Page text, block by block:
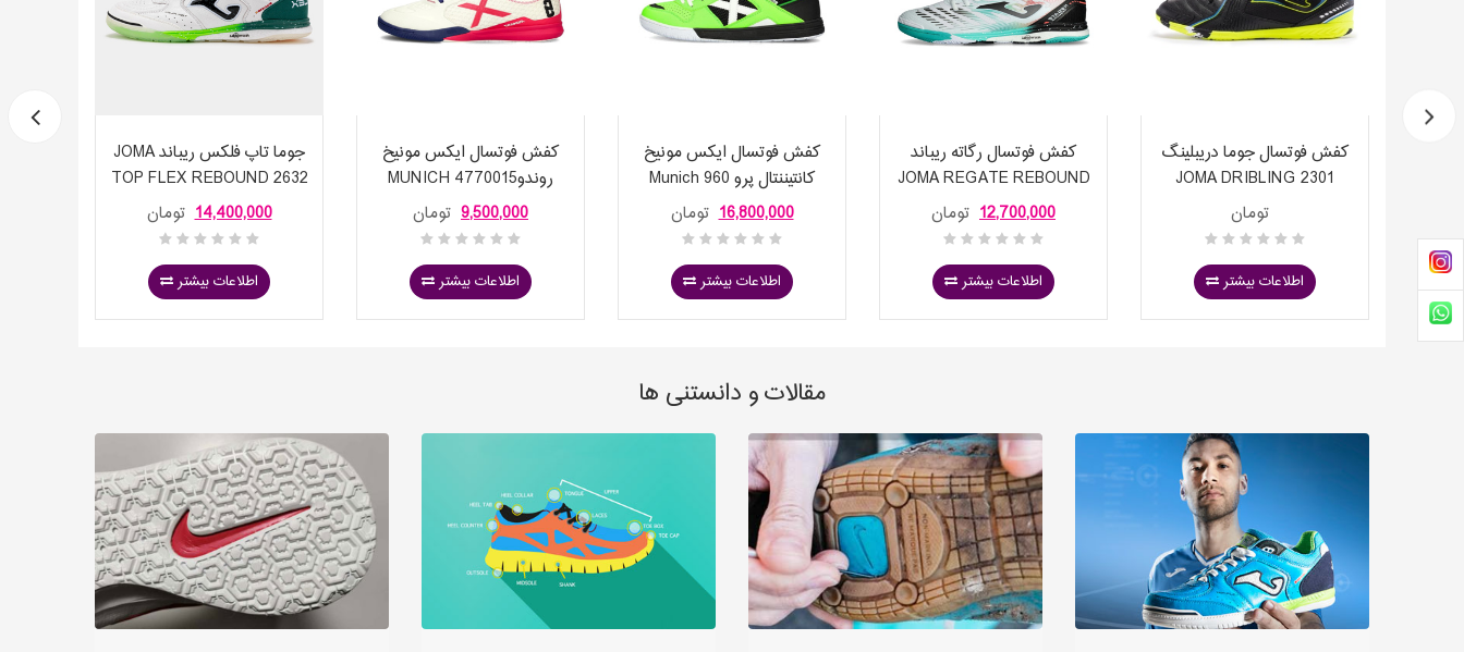
جوما تاپ فلکس ریباند JOMA
TOP FLEX REBOUND 2632
WHITE S
تومان 14,400,000
اطلاعات بیشتر
کفش فوتسال ایکس مونیخ
روندو4770015 MUNICH
RONDO
9,500,000
اطلاعات بیشتر
کفش فوتسال ایکس مونیخ
کانتیننتال پرو 960 Munich
Continental PRO
تومان 16,800,000
اطلاعات بیشتر
کفش فوتسال رگاته ریباند
JOMA REGATE REBOUND
2502
12,700,000
اطلاعات بیشتر
کفش فوتسال جوما دریبلینگ
JOMA DRIBLING 2301
BLACK LEMON
اطلاعات بیشتر
مقالات و دانستنی ها